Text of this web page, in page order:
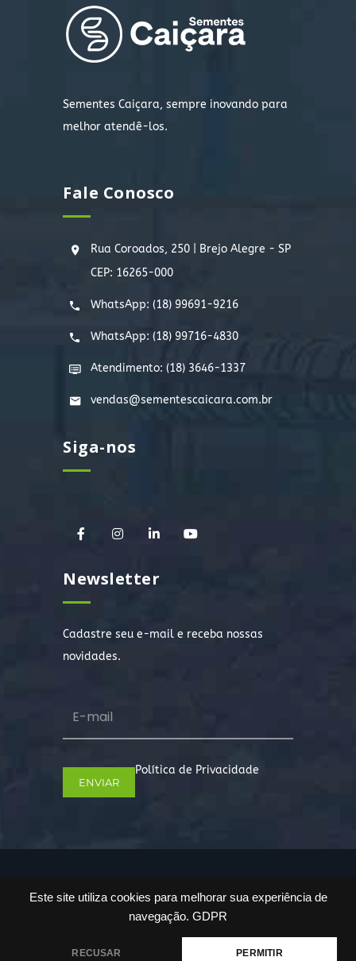
Este site utiliza cookies para melhorar sua experiência de
navegação. GDPR
RECUSAR PERMITIR
Sementes Caiçara, sempre inovando para
melhor atendê-los.
Fale Conosco
Rua Coroados, 250 | Brejo Alegre - SP
CEP: 16265-000
WhatsApp: (18) 99691-9216
WhatsApp: (18) 99716-4830
Atendimento: (18) 3646-1337
vendas@sementescaicara.com.br
Siga-nos
Newsletter
Cadastre seu e-mail e receba nossas
novidades.
Política de Privacidade
reservados.